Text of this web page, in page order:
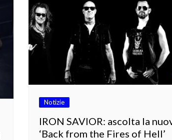
Notizie
IRON SAVIOR: ascolta la
‘Back from the Fires of Hell’